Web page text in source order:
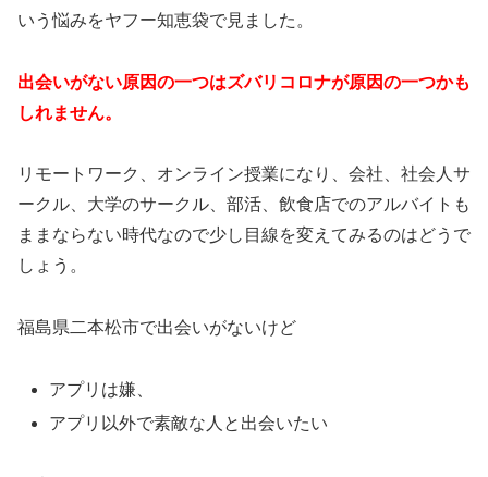
いう悩みをヤフー知恵袋で見ました。
出会いがない原因の一つはズバリコロナが原因の一つかも
しれません。
リモートワーク、オンライン授業になり、会社、社会人サ
ークル、大学のサークル、部活、飲食店でのアルバイトも
ままならない時代なので少し目線を変えてみるのはどうで
しょう。
福島県二本松市で出会いがないけど
アプリは嫌、
アプリ以外で素敵な人と出会いたい